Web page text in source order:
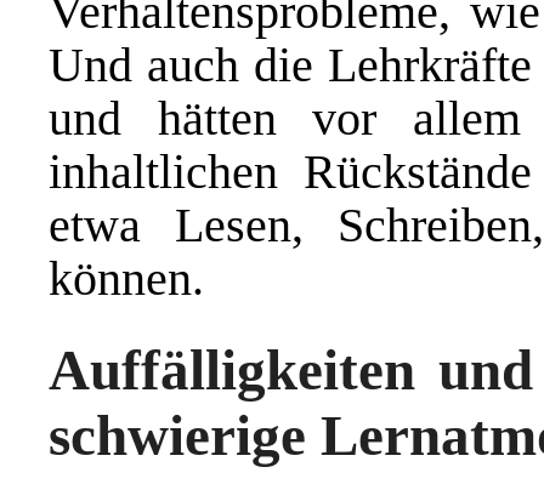
Verhaltensprobleme,
Und auch die
und hätten vor
inhaltlichen
etwa Lesen,
können.
Auffälligkeiten
schwierige